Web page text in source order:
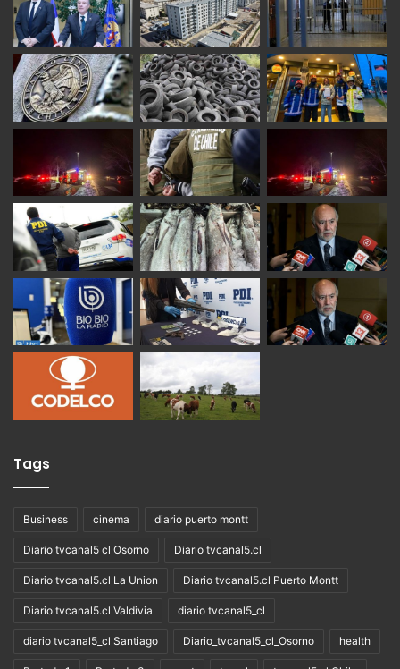
Tags
Business cinema diario puerto montt
Diario tvcanal5 cl Osorno Diario tvcanal5.cl
Diario tvcanal5.cl La Union Diario tvcanal5.cl Puerto Montt
Diario tvcanal5.cl Valdivia diario tvcanal5_cl
diario tvcanal5_cl Santiago Diario_tvcanal5_cl_Osorno health